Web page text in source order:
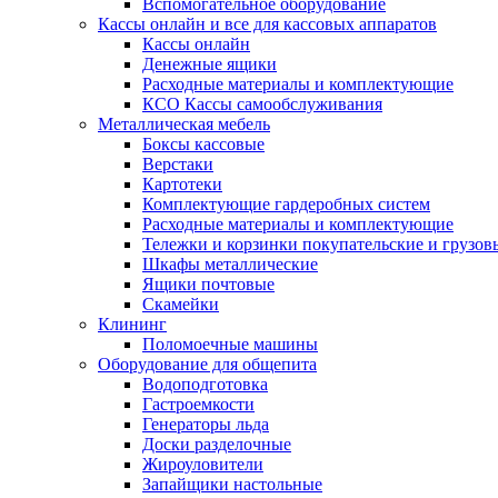
Вспомогательное оборудование
Кассы онлайн и все для кассовых аппаратов
Кассы онлайн
Денежные ящики
Расходные материалы и комплектующие
КСО Кассы самообслуживания
Металлическая мебель
Боксы кассовые
Верстаки
Картотеки
Комплектующие гардеробных систем
Расходные материалы и комплектующие
Тележки и корзинки покупательские и
Шкафы металлические
Ящики почтовые
Скамейки
Клининг
Поломоечные машины
Оборудование для общепита
Водоподготовка
Гастроемкости
Генераторы льда
Доски разделочные
Жироуловители
Запайщики настольные